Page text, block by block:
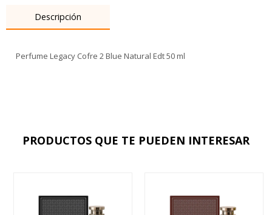
Descripción
Perfume Legacy Cofre 2 Blue Natural Edt 50 ml
PRODUCTOS QUE TE PUEDEN INTERESAR